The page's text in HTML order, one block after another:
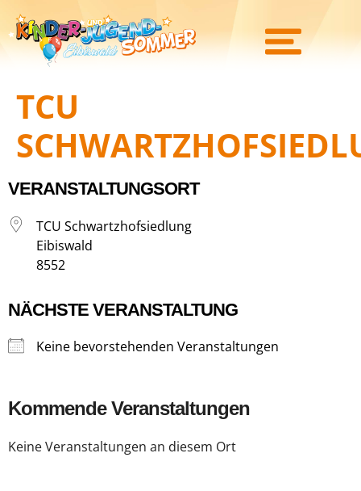
TCU
VERANSTALTUNGSORT
TCU Schwartzhofsiedlung
Eibiswald
8552
NÄCHSTE VERANSTALTUNG
Keine bevorstehenden Veranstaltungen
Kommende Veranstaltungen
Keine Veranstaltungen an diesem Ort